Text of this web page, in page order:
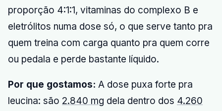
proporção 4:1:1, vitaminas do complexo B e
eletrólitos numa dose só, o que serve tanto pra
quem treina com carga quanto pra quem corre
ou pedala e perde bastante líquido.
Por que gostamos: A dose puxa forte pra
leucina: são 2.840 mg dela dentro dos 4.260